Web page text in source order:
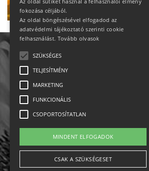
Állásajánlatok
Impresszum-kapcsolat
Jogi nyilatkozat
fokozása céljából.
Az oldal böngészésével elfogadod az
adatvédelmi tájékoztató szerinti cookie
felhasználást. Tovább olvasok
SZÜKSÉGES
TELJESÍTMÉNY
MARKETING
FUNKCIONÁLIS
CSOPORTOSÍTATLAN
MINDENT ELFOGADOK
CSAK A SZÜKSÉGESET